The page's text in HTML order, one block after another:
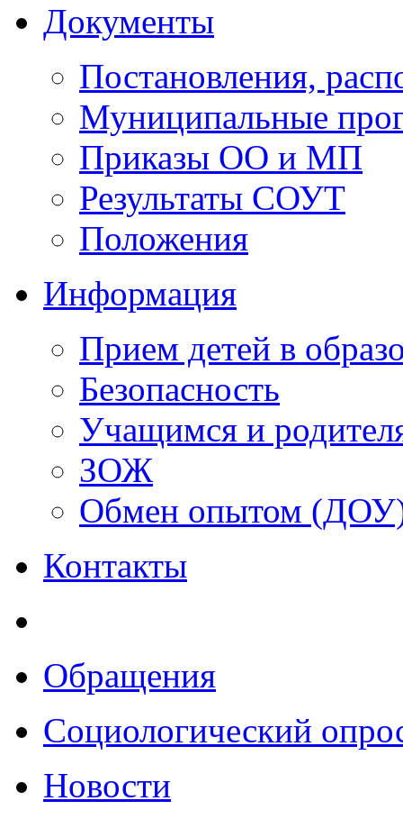
Документы
Постановления,
Муниципальные
Приказы ОО и МП
Результаты СОУТ
Положения
Информация
Прием детей в
Безопасность
Учащимся и
ЗОЖ
Обмен опытом
Контакты
Обращения
Социологический
Новости